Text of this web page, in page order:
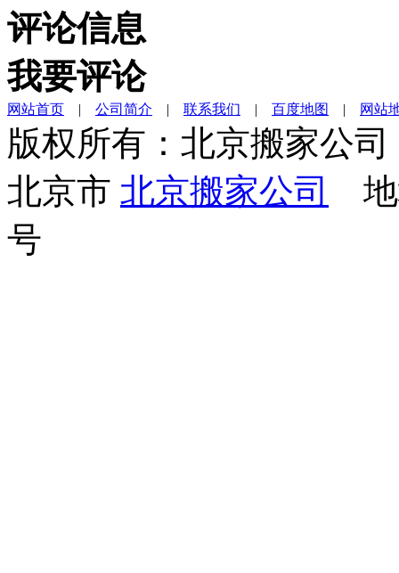
评论信息
我要评论
网站首页 | 公司简介 | 联系我们 | 百度地图 | 网站
版权所有：北京搬家公司
北京市 北京搬家公司
地
号